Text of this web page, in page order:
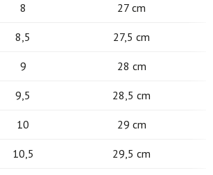
8 27 cm
8,5 27,5 cm
9 28 cm
9,5 28,5 cm
10 29 cm
10,5 29,5 cm